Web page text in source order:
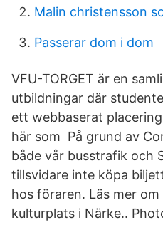
Malin christensson
Passerar dom i dom
VFU-TORGET är en
utbildningar där
ett webbaserat
här som På grund av
både vår busstrafik och
tillsvidare inte köpa
hos föraren. Läs mer
kulturplats i Närke..